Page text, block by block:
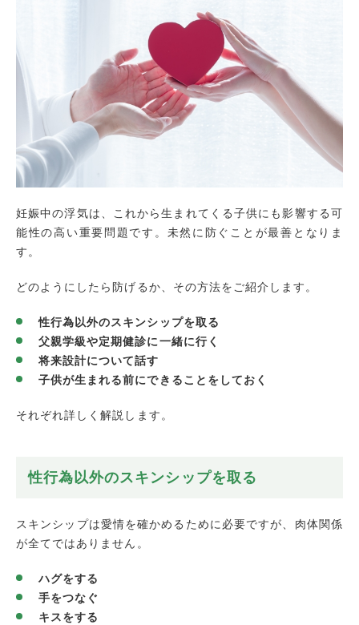
妊娠中の浮気は、これから生まれてくる子供にも影響する可
能性の高い重要問題です。未然に防ぐことが最善となりま
す。
どのようにしたら防げるか、その方法をご紹介します。
性行為以外のスキンシップを取る
父親学級や定期健診に一緒に行く
将来設計について話す
子供が生まれる前にできることをしておく
それぞれ詳しく解説します。
性行為以外のスキンシップを取る
スキンシップは愛情を確かめるために必要ですが、肉体関係
が全てではありません。
ハグをする
手をつなぐ
キスをする